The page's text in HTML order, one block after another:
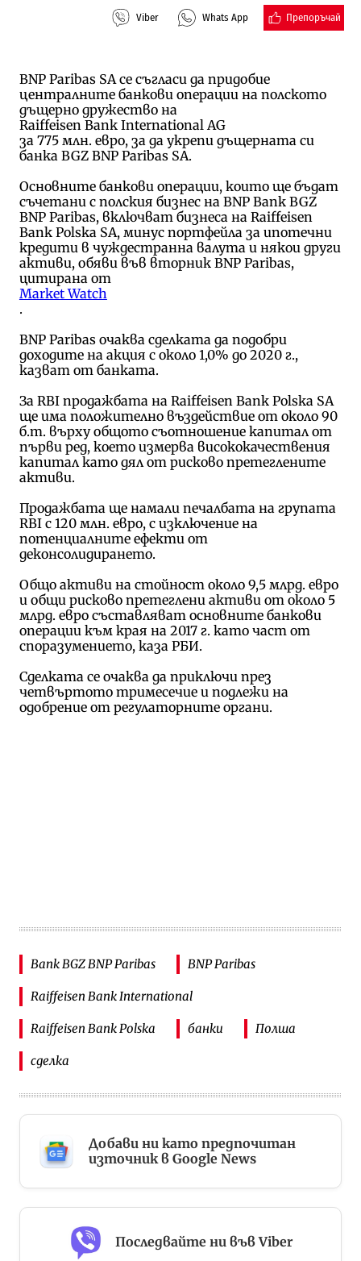
Viber Whats App Препоръчай
BNP Paribas SA се съгласи да придобие
централните банкови операции на полското
дъщерно дружество на
Raiffeisen Bank International AG
за 775 млн. евро, за да укрепи дъщерната си
банка BGZ BNP Paribas SA.
Основните банкови операции, които ще бъдат
съчетани с полския бизнес на BNP Bank BGZ
BNP Paribas, включват бизнеса на Raiffeisen
Bank Polska SA, минус портфейла за ипотечни
кредити в чуждестранна валута и някои други
активи, обяви във вторник BNP Paribas,
цитирана от
Market Watch
.
BNP Paribas очаква сделката да подобри
доходите на акция с около 1,0% до 2020 г.,
казват от банката.
За RBI продажбата на Raiffeisen Bank Polska SA
ще има положително въздействие от около 90
б.т. върху общото съотношение капитал от
първи ред, което измерва висококачествения
капитал като дял от рисково претеглените
активи.
Продажбата ще намали печалбата на групата
RBI с 120 млн. евро, с изключение на
потенциалните ефекти от
деконсолидирането.
Общо активи на стойност около 9,5 млрд. евро
и общи рисково претеглени активи от около 5
млрд. евро съставляват основните банкови
операции към края на 2017 г. като част от
споразумението, каза РБИ.
Сделката се очаква да приключи през
четвъртото тримесечие и подлежи на
одобрение от регулаторните органи.
Bank BGZ BNP Paribas BNP Paribas
Raiffeisen Bank International
Raiffeisen Bank Polska банки Полша
сделка
Добави ни като предпочитан
източник в Google News
Последвайте ни във Viber